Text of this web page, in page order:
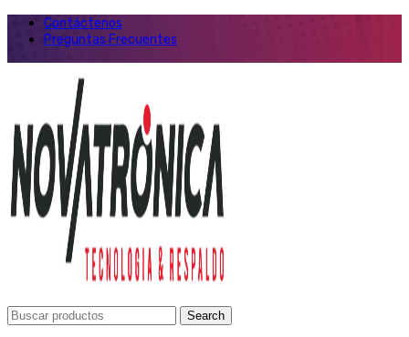
Contáctenos
Preguntas Frecuentes
Search